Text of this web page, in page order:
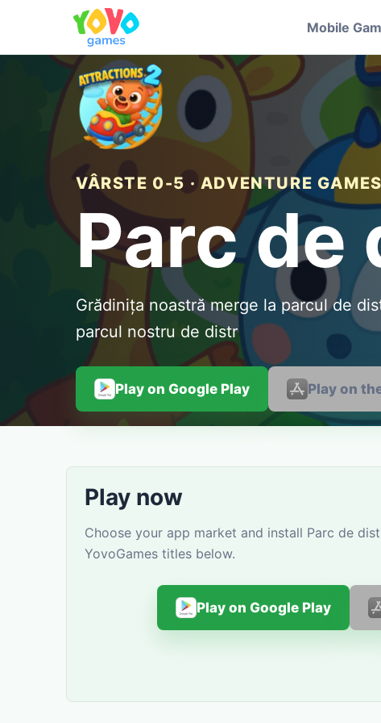
Mobile
VÂRSTE 0-5 · ADVENTURE GAMES
Parc
Grădinița noastră merge la parcul de
parcul nostru de distr
Play on Google Play Play on
Play now
Choose your app market and install Parc de
YovoGames titles below.
Play on Google Play